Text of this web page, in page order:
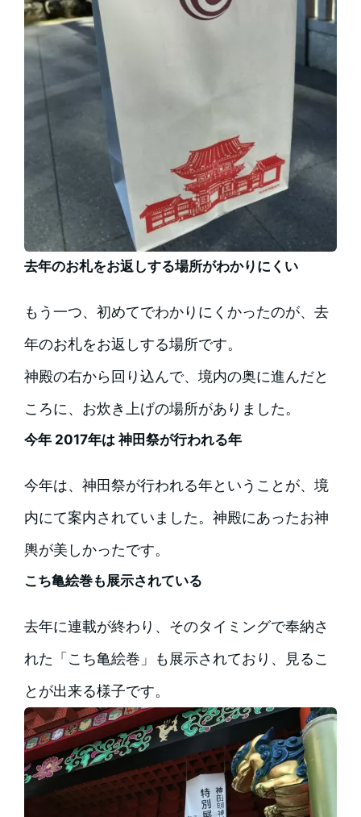
去年のお札をお返しする場所がわかりにくい
もう一つ、初めてでわかりにくかったのが、去
年のお札をお返しする場所です。
神殿の右から回り込んで、境内の奥に進んだと
ころに、お炊き上げの場所がありました。
今年 2017年は 神田祭が行われる年
今年は、神田祭が行われる年ということが、境
内にて案内されていました。神殿にあったお神
輿が美しかったです。
こち亀絵巻も展示されている
去年に連載が終わり、そのタイミングで奉納さ
れた「こち亀絵巻」も展示されており、見るこ
とが出来る様子です。